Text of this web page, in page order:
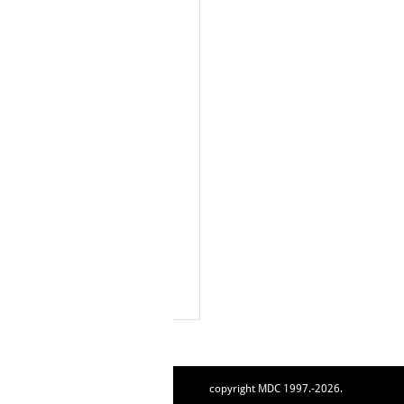
copyright MDC 1997.-2026.